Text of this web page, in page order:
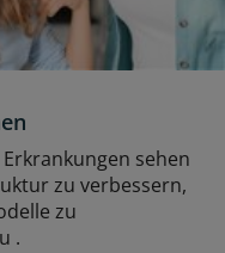
sehen
zu verbessern,
zu
.